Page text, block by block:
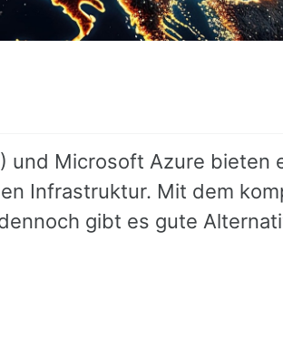
und Microsoft Azure bieten
Infrastruktur. Mit dem
gibt es gute